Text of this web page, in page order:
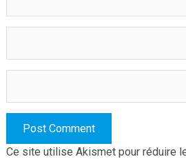
Ce site utilise Akismet pour réduire